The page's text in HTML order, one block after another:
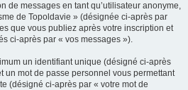
de messages en tant qu’utilisateur anonyme,
de Topoldavie » (désignée ci-après par
que vous publiez après votre inscription et
ci-après par « vos messages »).
un identifiant unique (désigné ci-après
un mot de passe personnel vous permettant
(désigné ci-après par « votre mot de